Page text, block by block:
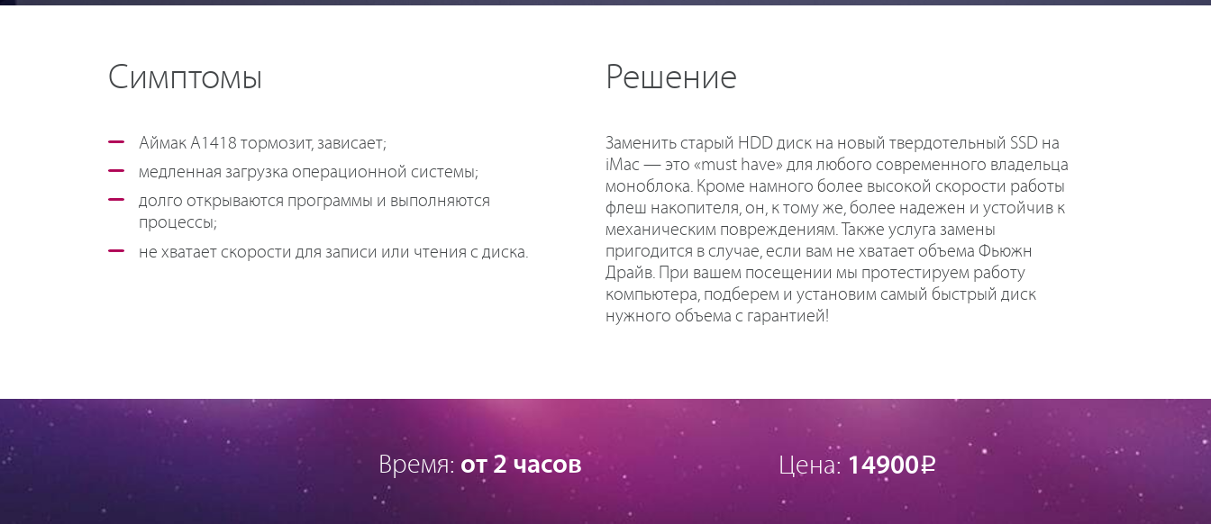
Симптомы
Аймак A1418 тормозит, зависает;
медленная загрузка операционной системы;
долго открываются программы и выполняются
процессы;
не хватает скорости для записи или чтения с диска.
Решение
Заменить старый HDD диск на новый твердотельный SSD на
iMac — это «must have» для любого современного владельца
моноблока. Кроме намного более высокой скорости работы
флеш накопителя, он, к тому же, более надежен и устойчив к
механическим повреждениям. Также услуга замены
пригодится в случае, если вам не хватает объема Фьюжн
Драйв. При вашем посещении мы протестируем работу
компьютера, подберем и установим самый быстрый диск
нужного объема с гарантией!
Время: от 2 часов Цена: 14900Р